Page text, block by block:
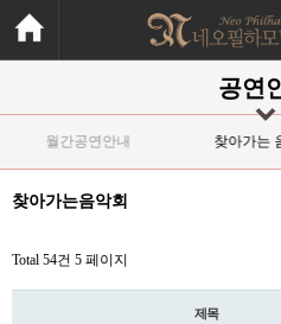
공연
월간공연안내 찾아가는
찾아가는음악회
Total 54건 5 페이지
제목